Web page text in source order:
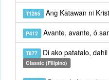
T1265 Ang Katawan ni
P412 Avante, avante, ó
T877 Di ako patatalo, dahil
Classic (Filipino)